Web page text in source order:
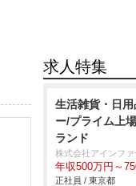
求人特集
生活雑貨・日
ー/プライム上
ランド
株式会社アインフ
年収500万円～
正社員 / 東京都